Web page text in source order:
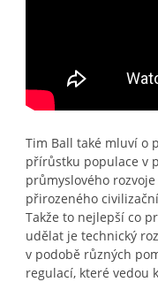
Tim Ball také mluví o
přírůstku populace v
průmyslového
přirozeného
Takže to nejlepší co
udělat je technický
v podobě různých
regulací, které vedou